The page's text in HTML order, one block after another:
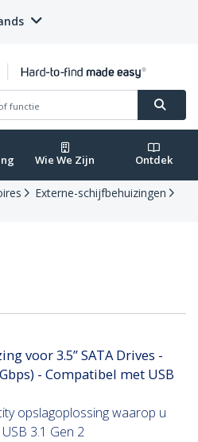
Wie We Zijn Ontdek
Externe-schijfbehuizingen
voor 3.5” SATA Drives -
- Compatibel met USB
opslagoplossing waarop u
3.1 Gen 2